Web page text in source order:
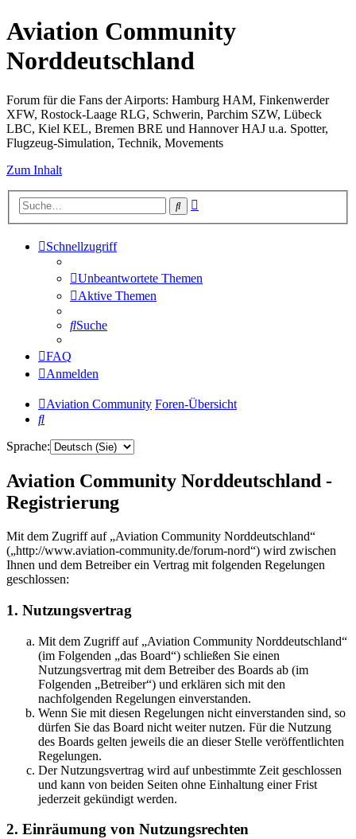
Aviation Community
Norddeutschland
Forum für die Fans der Airports: Hamburg HAM, Finkenwerder
XFW, Rostock-Laage RLG, Schwerin, Parchim SZW, Lübeck
LBC, Kiel KEL, Bremen BRE und Hannover HAJ u.a. Spotter,
Flugzeug-Simulation, Technik, Movements
Zum Inhalt
Suche
Schnellzugriff
Unbeantwortete Themen
Aktive Themen
Suche
FAQ
Anmelden
Aviation Community Foren-Übersicht
Suche
Sprache:
Aviation Community Norddeutschland -
Registrierung
Mit dem Zugriff auf „Aviation Community Norddeutschland“
(„http://www.aviation-community.de/forum-nord“) wird zwischen
Ihnen und dem Betreiber ein Vertrag mit folgenden Regelungen
geschlossen:
1. Nutzungsvertrag
Mit dem Zugriff auf „Aviation Community Norddeutschland“
(im Folgenden „das Board“) schließen Sie einen
Nutzungsvertrag mit dem Betreiber des Boards ab (im
Folgenden „Betreiber“) und erklären sich mit den
nachfolgenden Regelungen einverstanden.
Wenn Sie mit diesen Regelungen nicht einverstanden sind, so
dürfen Sie das Board nicht weiter nutzen. Für die Nutzung
des Boards gelten jeweils die an dieser Stelle veröffentlichten
Regelungen.
Der Nutzungsvertrag wird auf unbestimmte Zeit geschlossen
und kann von beiden Seiten ohne Einhaltung einer Frist
jederzeit gekündigt werden.
2. Einräumung von Nutzungsrechten